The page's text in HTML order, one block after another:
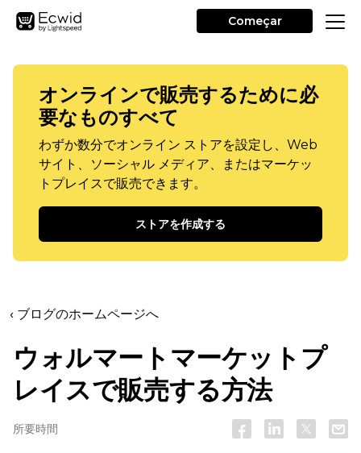
Começar
オンラインで販売するために必
要なものすべて
わずか数分でオンライン ストアを設定し、Web
サイト、ソーシャル メディア、またはマーケッ
トプレイスで販売できます。
ストアを作成する
‹ ブログのホームページへ
ウォルマートマーケットプ
レイスで販売する方法
所要時間